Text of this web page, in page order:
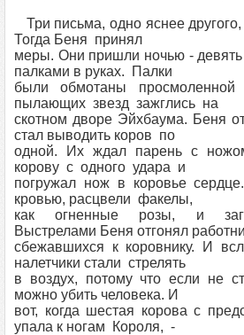
Три письма, одно яснее другого,
Тогда Беня принял
меры. Они пришли ночью -
палками в руках. Палки
были обмотаны
пылающих звезд зажглись на
скотном дворе Эйхбаума. Беня
стал выводить коров по
одной. Их ждал парень с
корову с одного удара и
погружал нож в коровье
кровью, расцвели факелы,
как огненные розы, и
Выстрелами Беня отгонял
сбежавшихся к коровнику. И
налетчики стали стрелять
в воздух, потому что если не
можно убить человека. И
вот, когда шестая корова с
упала к ногам Короля, -